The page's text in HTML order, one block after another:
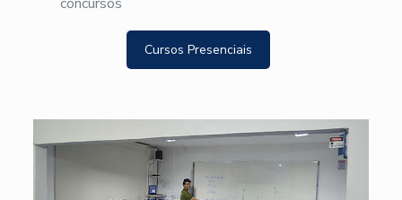
Cursos Presenciais